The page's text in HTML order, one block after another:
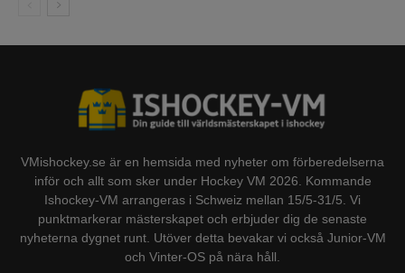
VMishockey.se är en hemsida med nyheter om förberedelserna
inför och allt som sker under Hockey VM 2026. Kommande
Ishockey-VM arrangeras i Schweiz mellan 15/5-31/5. Vi
punktmarkerar mästerskapet och erbjuder dig de senaste
nyheterna dygnet runt. Utöver detta bevakar vi också Junior-VM
och Vinter-OS på nära håll.